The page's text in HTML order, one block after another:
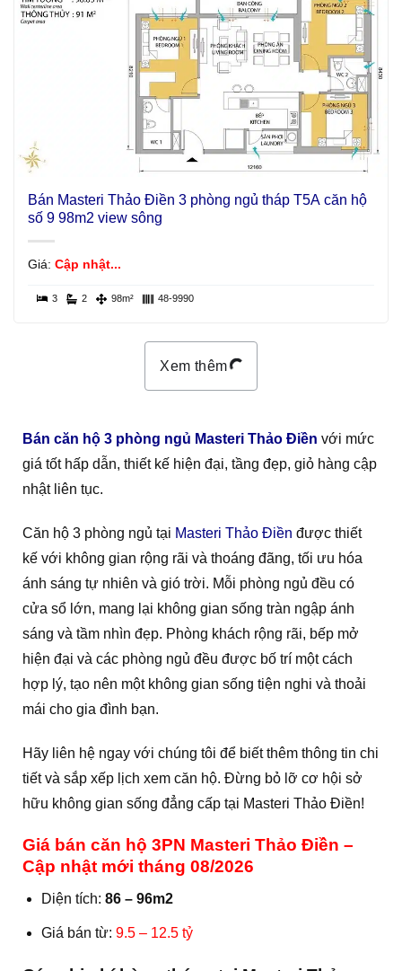
Bán Masteri Thảo Điền 3 phòng ngủ tháp T5A căn hộ
số 9 98m2 view sông
Giá: Cập nhật...
3 2 98m² 48-9990
Xem thêm
Bán căn hộ 3 phòng ngủ Masteri Thảo Điền với mức
giá tốt hấp dẫn, thiết kế hiện đại, tầng đẹp, giỏ hàng cập
nhật liên tục.
Căn hộ 3 phòng ngủ tại Masteri Thảo Điền được thiết
kế với không gian rộng rãi và thoáng đãng, tối ưu hóa
ánh sáng tự nhiên và gió trời. Mỗi phòng ngủ đều có
cửa sổ lớn, mang lại không gian sống tràn ngập ánh
sáng và tầm nhìn đẹp. Phòng khách rộng rãi, bếp mở
hiện đại và các phòng ngủ đều được bố trí một cách
hợp lý, tạo nên một không gian sống tiện nghi và thoải
mái cho gia đình bạn.
Hãy liên hệ ngay với chúng tôi để biết thêm thông tin chi
tiết và sắp xếp lịch xem căn hộ. Đừng bỏ lỡ cơ hội sở
hữu không gian sống đẳng cấp tại Masteri Thảo Điền!
Giá bán căn hộ 3PN Masteri Thảo Điền –
Cập nhật mới tháng 08/2026
Diện tích: 86 – 96m2
Giá bán từ: 9.5 – 12.5 tỷ